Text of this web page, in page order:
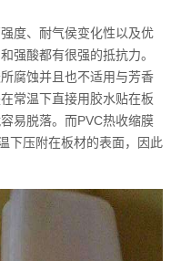
度、耐气侯变化性以及优
强酸都有很强的抵抗力。
腐蚀并且也不适用与芳香
常温下直接用胶水贴在板
易脱落。而PVC热收缩膜
下压附在板材的表面，因此